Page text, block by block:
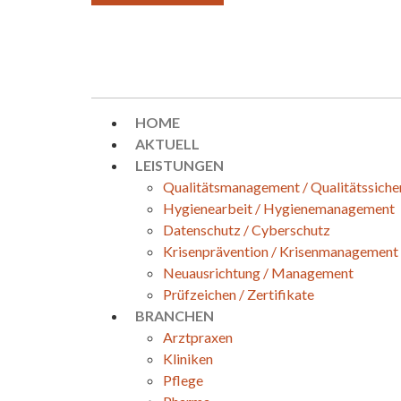
HOME
AKTUELL
LEISTUNGEN
Qualitätsmanagement /
Hygienearbeit / Hygienemanagement
Datenschutz / Cyberschutz
Krisenprävention / Krisenmanagement
Neuausrichtung / Management
Prüfzeichen / Zertifikate
BRANCHEN
Arztpraxen
Kliniken
Pflege